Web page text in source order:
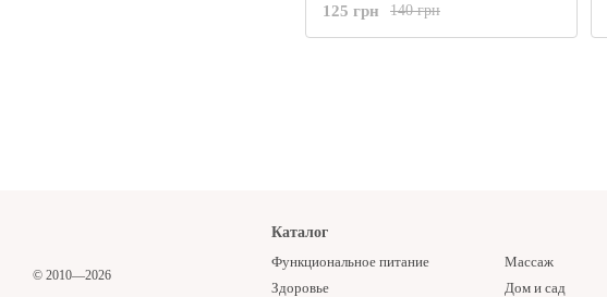
140 грн
125 грн
© 2010—2026
Каталог
Функциональное питание
Здоровье
Массаж
Дом и сад